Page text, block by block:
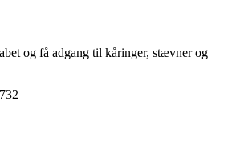
og få adgang til kåringer, stævner og